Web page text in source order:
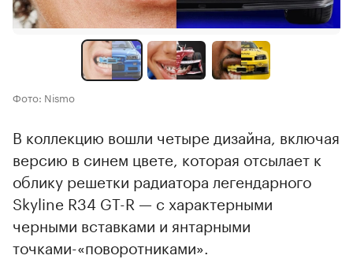
Фото: Nismo
В коллекцию вошли четыре дизайна, включая
версию в синем цвете, которая отсылает к
облику решетки радиатора легендарного
Skyline R34 GT-R — с характерными
черными вставками и янтарными
точками-«поворотниками».